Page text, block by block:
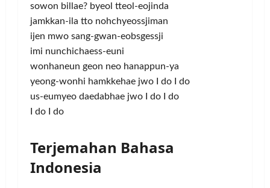
sowon billae? byeol tteol-eojinda
jamkkan-ila tto nohchyeossjiman
ijen mwo sang-gwan-eobsgessji
imi nunchichaess-euni
wonhaneun geon neo hanappun-ya
yeong-wonhi hamkkehae jwo I do I do
us-eumyeo daedabhae jwo I do I do
I do I do
Terjemahan Bahasa
Indonesia